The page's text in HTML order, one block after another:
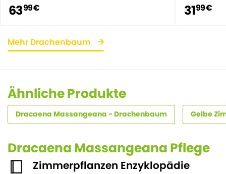
6399 € 3199 €
Mehr Drachenbaum
Ähnliche Produkte
Dracaena Massangeana - Drachenbaum Gelbe
Dracaena Massangeana Pflege
Zimmerpflanzen Enzyklopädie